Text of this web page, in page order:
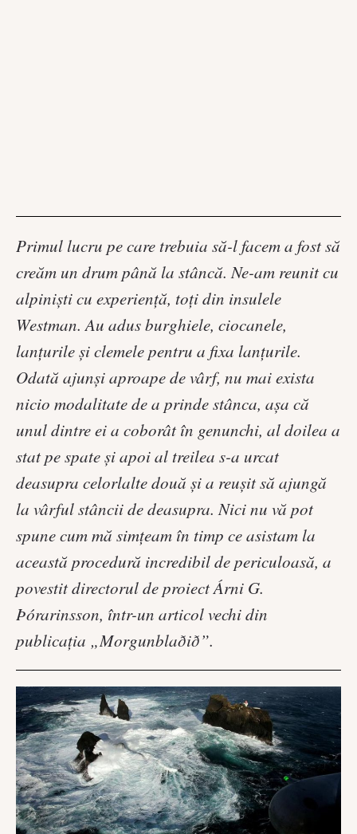
Primul lucru pe care trebuia să-l facem a fost să
creăm un drum până la stâncă. Ne-am reunit cu
alpiniști cu experiență, toți din insulele
Westman. Au adus burghiele, ciocanele,
lanțurile și clemele pentru a fixa lanțurile.
Odată ajunși aproape de vârf, nu mai exista
nicio modalitate de a prinde stânca, așa că
unul dintre ei a coborât în ​​genunchi, al doilea a
stat pe spate și apoi al treilea s-a urcat
deasupra celorlalte două și a reușit să ajungă
la vârful stâncii de deasupra. Nici nu vă pot
spune cum mă simțeam în timp ce asistam la
această procedură incredibil de periculoasă, a
povestit directorul de proiect Árni G.
Þórarinsson, într-un articol vechi din
publicația „Morgunblaðið”.